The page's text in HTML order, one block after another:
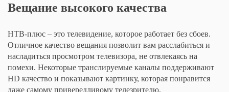
Вещание высокого качества
НТВ-плюс – это телевидение, которое работает без сбоев.
Отличное качество вещания позволит вам расслабиться и
насладиться просмотром телевизора, не отвлекаясь на
помехи. Некоторые транслируемые каналы поддерживают
HD качество и показывают картинку, которая понравится
даже самому привередливому телезрителю.